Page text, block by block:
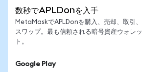
数秒でAPLDonを入手
MetaMaskでAPLDonを購入、売却、取引、
スワップ。最も信頼される暗号資産ウォレッ
ト。
Google Play